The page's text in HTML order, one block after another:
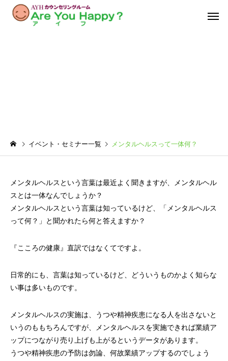
イベント・セミナー一覧 メンタルヘルスって一体何？
メンタルヘルスという言葉は最近よく聞きますが、メンタルヘル
スとは一体なんでしょうか？
メンタルヘルスという言葉は知っているけど、「メンタルヘルス
って何？」と聞かれたら何と答えますか？
『こころの健康』直訳ではなくてですよ。
日常的にも、言葉は知っているけど、どういうものかよく知らな
い事は多いものです。
メンタルヘルスの実施は、うつや精神疾患になる人を出さないと
いうのももちろんですが、メンタルヘルスを実施できれば業績ア
ップにつながり売り上げも上がるというデータがあります。
うつや精神疾患の予防は勿論、何故業績アップするのでしょう